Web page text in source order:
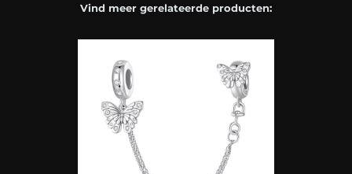
Vind meer gerelateerde producten: